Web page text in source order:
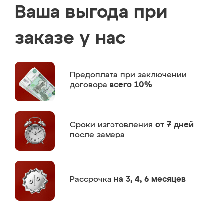
Ваша выгода при
заказе у нас
Предоплата при заключении
договора всего 10%
Сроки изготовления от 7 дней
после замера
Рассрочка на 3, 4, 6 месяцев